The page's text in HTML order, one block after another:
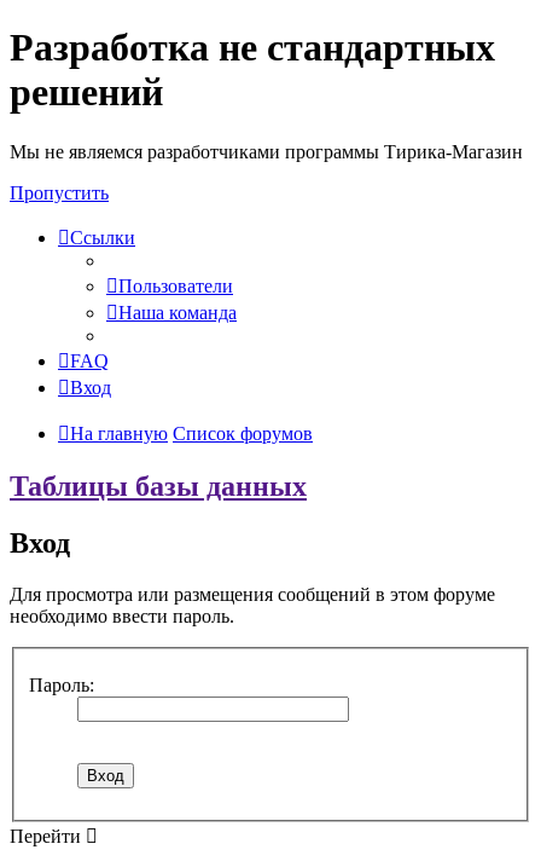
Разработка не стандартных
решений
Мы не являемся разработчиками программы Тирика-Магазин
Пропустить
Ссылки
Пользователи
Наша команда
FAQ
Вход
На главную Список форумов
Таблицы базы данных
Вход
Для просмотра или размещения сообщений в этом форуме
необходимо ввести пароль.
Пароль:
Перейти